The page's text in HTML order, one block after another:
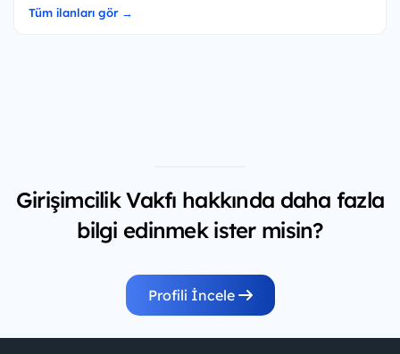
Tüm ilanları gör →
Girişimcilik Vakfı hakkında daha fazla
bilgi edinmek ister misin?
Profili İncele